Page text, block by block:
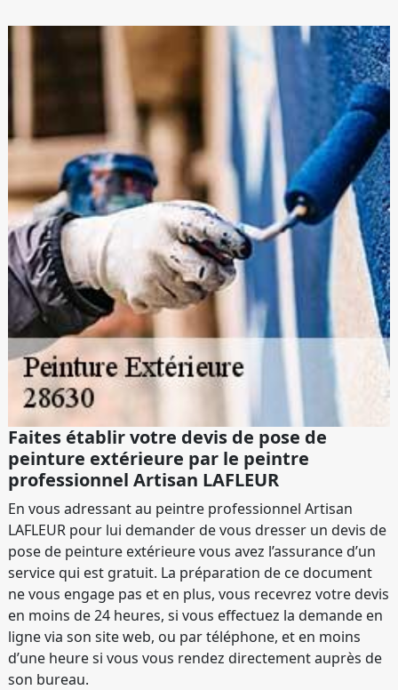
Faites établir votre devis de pose de
peinture extérieure par le peintre
professionnel Artisan LAFLEUR
En vous adressant au peintre professionnel Artisan
LAFLEUR pour lui demander de vous dresser un devis de
pose de peinture extérieure vous avez l’assurance d’un
service qui est gratuit. La préparation de ce document
ne vous engage pas et en plus, vous recevrez votre devis
en moins de 24 heures, si vous effectuez la demande en
ligne via son site web, ou par téléphone, et en moins
d’une heure si vous vous rendez directement auprès de
son bureau.